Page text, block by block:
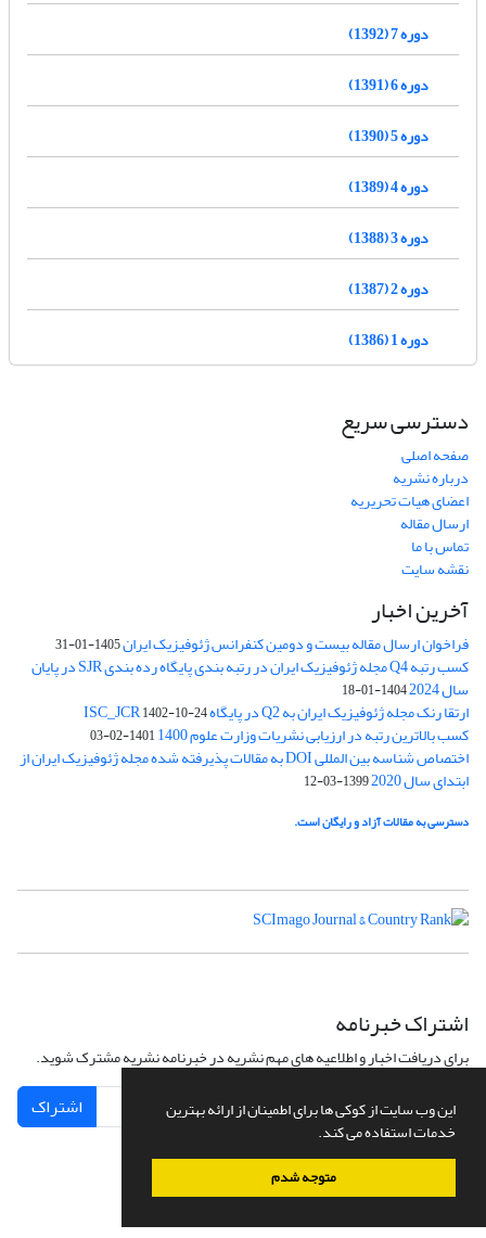
این وب سایت از کوکی ها برای اطمینان از ارائه بهترین
خدمات استفاده می کند.
متوجه شدم
دوره 7 (1392)
دوره 6 (1391)
دوره 5 (1390)
دوره 4 (1389)
دوره 3 (1388)
دوره 2 (1387)
دوره 1 (1386)
دسترسی سریع
صفحه اصلی
درباره نشریه
اعضای هیات تحریریه
ارسال مقاله
تماس با ما
نقشه سایت
آخرین اخبار
فراخوان ارسال مقاله بیست و دومین کنفرانس ژئوفیزیک ایران1405-01-31
کسب رتبه Q4 مجله ژئوفیزیک ایران در رتبه بندی پایگاه رده بندی SJR در پایان
سال 2024 1404-01-18
ارتقا رنک مجله ژئوفیزیک ایران به Q2 در پایگاه ISC_JCR 1402-10-24
کسب بالاترین رتبه در ارزیابی نشریات وزارت علوم 1400 1401-02-03
اختصاص شناسه بین المللی DOI به مقالات پذیرفته شده مجله ژئوفیزیک ایران از
ابتدای سال 2020 1399-03-12
دسترسی به مقالات آزاد و رایگان است.
اشتراک خبرنامه
برای دریافت اخبار و اطلاعیه های مهم نشریه در خبرنامه نشریه مشترک شوید.
اشتراک
سامانه مدیریت نشریات علمی.طراحی و پیاده سازی ازسیناوب